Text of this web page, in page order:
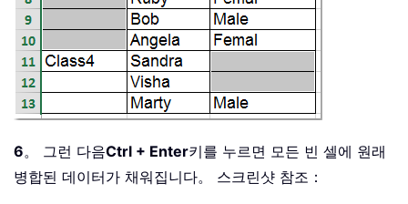
6。 그런 다음Ctrl + Enter키를 누르면 모든 빈 셀에 원래
병합된 데이터가 채워집니다。 스크린샷 참조：